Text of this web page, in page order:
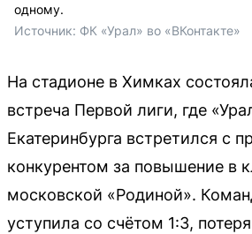
одному.
Источник: ФК «Урал» во «ВКонтакте»
На стадионе в Химках
встреча Первой лиги, где
Екатеринбурга встретился с
конкурентом за повышение в
московской «Родиной».
уступила со счётом 1:3,